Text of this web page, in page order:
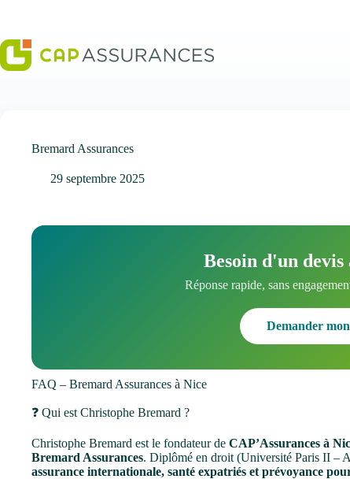
Bremard Assurances
29 septembre 2025
Besoin d'un devis
Réponse rapide, sans
Demander
FAQ – Bremard Assurances à Nice
❓ Qui est Christophe Bremard ?
Christophe Bremard est le fondateur de CAP’Assurances à
Bremard Assurances. Diplômé en droit (Université Paris II –
assurance internationale, santé expatriés et prévoyance